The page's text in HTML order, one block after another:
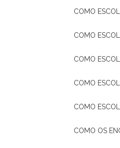
COMO
COMO
COMO
COMO
COMO
COMO OS